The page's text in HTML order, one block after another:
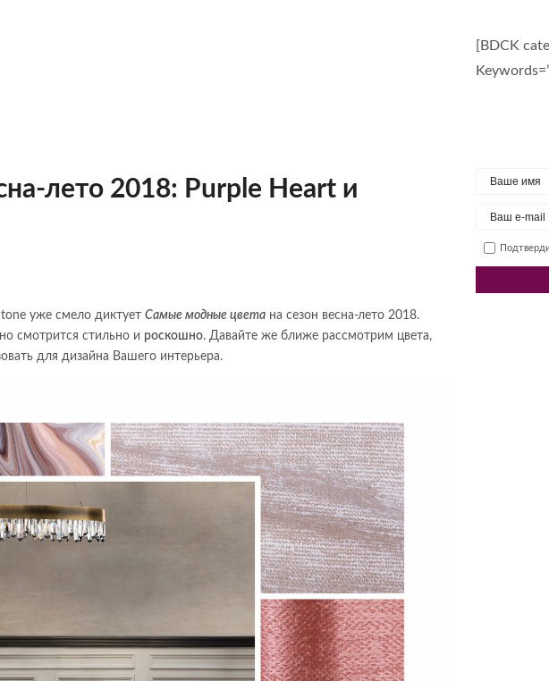
лето 2018: Purple Heart и
уже смело диктует Самые модные цвета на сезон весна-лето 2018.
смотрится стильно и роскошно. Давайте же ближе рассмотрим цвета,
для дизайна Вашего интерьера.
[BDCK